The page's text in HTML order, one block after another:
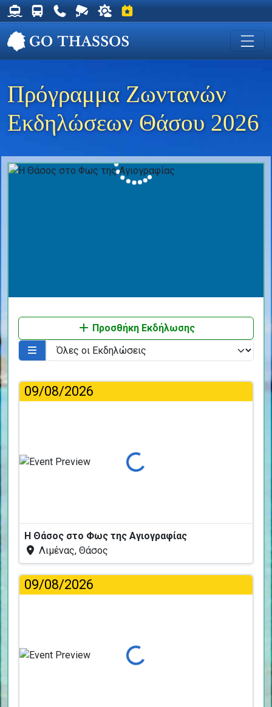
Δρομολόγια Φέρυ για Θάσο
Δρομολόγια Λεωφορείων Θάσου
Χρήσιμα Τηλέφωνα
Ζωντανή Κάμερα στη Χρυσή Ακτή
Ο καιρός στη Θάσο
Εκδηλώσεις στη Θάσο
Πρόγραμμα Ζωντανών
Εκδηλώσεων Θάσου 2026
Προσθήκη Εκδήλωσης
09/08/2026
Φόρτωση...
Η Θάσος στο Φως της Αγιογραφίας
Λιμένας, Θάσος
09/08/2026
Φόρτωση...